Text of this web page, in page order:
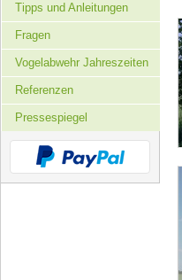
Tipps und Anleitungen
Fragen
Vogelabwehr Jahreszeiten
Referenzen
Pressespiegel